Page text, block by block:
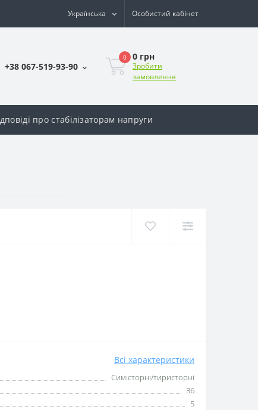
Українська Особистий кабінет
+38 067-519-93-90
0 0 грн
Зробити
замовлення
про стабілізаторам напруги
Всі характеристики
Симісторні/тиристорні
36
5